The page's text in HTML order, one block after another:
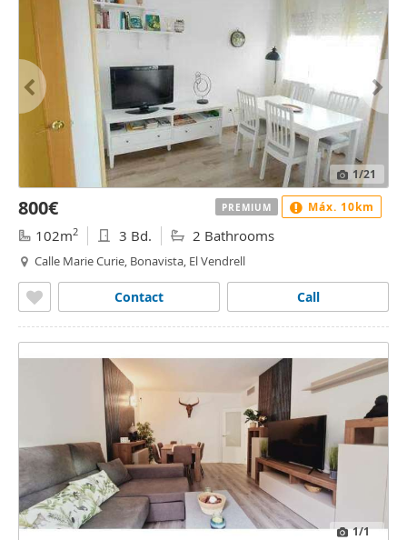
1/21
800€
102m2 3 Bd. 2 Bathrooms
Calle Marie Curie, Bonavista, El Vendrell
Call
Contact
PREMIUM Máx. 10km
1/1